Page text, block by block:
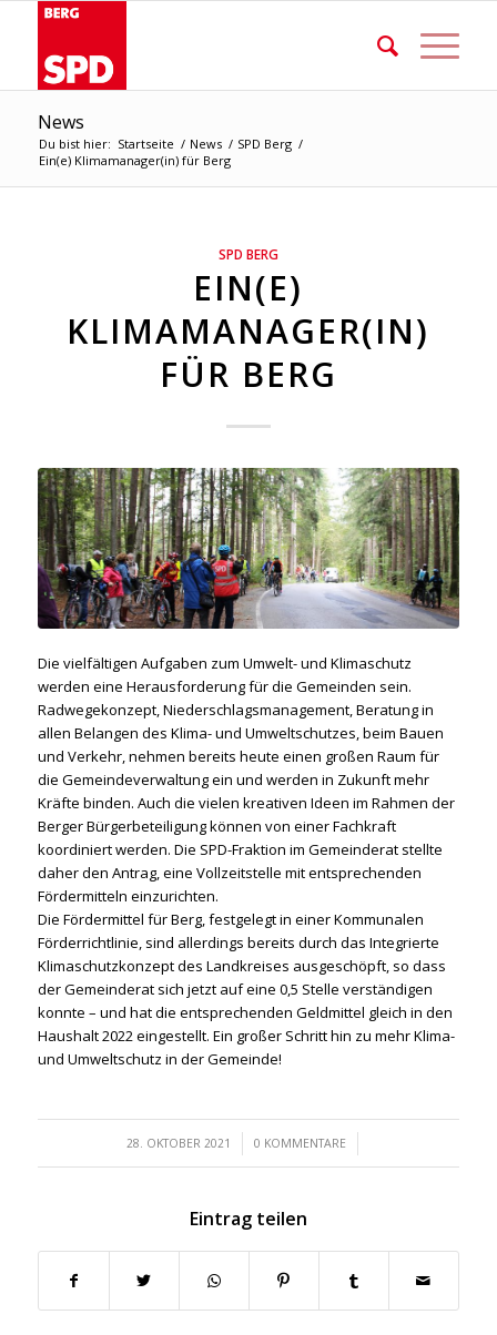
News
Du bist hier: Startseite / News / SPD Berg /
Ein(e) Klimamanager(in) für Berg
SPD BERG
EIN(E)
KLIMAMANAGER(IN)
FÜR BERG
Die vielfältigen Aufgaben zum Umwelt- und Klimaschutz
werden eine Herausforderung für die Gemeinden sein.
Radwegekonzept, Niederschlagsmanagement, Beratung in
allen Belangen des Klima- und Umweltschutzes, beim Bauen
und Verkehr, nehmen bereits heute einen großen Raum für
die Gemeindeverwaltung ein und werden in Zukunft mehr
Kräfte binden. Auch die vielen kreativen Ideen im Rahmen der
Berger Bürgerbeteiligung können von einer Fachkraft
koordiniert werden. Die SPD-Fraktion im Gemeinderat stellte
daher den Antrag, eine Vollzeitstelle mit entsprechenden
Fördermitteln einzurichten.
Die Fördermittel für Berg, festgelegt in einer Kommunalen
Förderrichtlinie, sind allerdings bereits durch das Integrierte
Klimaschutzkonzept des Landkreises ausgeschöpft, so dass
der Gemeinderat sich jetzt auf eine 0,5 Stelle verständigen
konnte – und hat die entsprechenden Geldmittel gleich in den
Haushalt 2022 eingestellt. Ein großer Schritt hin zu mehr Klima-
und Umweltschutz in der Gemeinde!
28. OKTOBER 2021
/ 0 KOMMENTARE
/
Eintrag teilen